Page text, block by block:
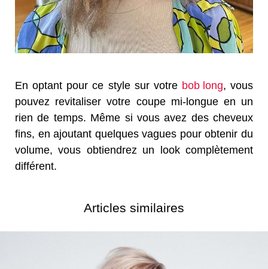
En optant pour ce style sur votre bob long, vous
pouvez revitaliser votre coupe mi-longue en un
rien de temps. Même si vous avez des cheveux
fins, en ajoutant quelques vagues pour obtenir du
volume, vous obtiendrez un look complètement
différent.
Articles similaires